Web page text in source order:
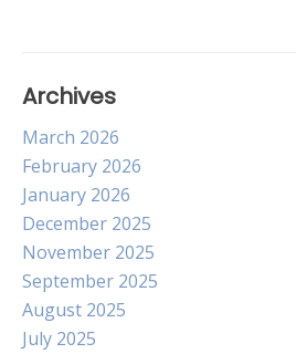
Archives
March 2026
February 2026
January 2026
December 2025
November 2025
September 2025
August 2025
July 2025